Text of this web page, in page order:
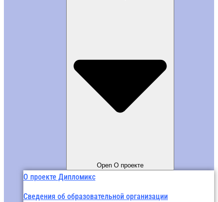
Open О проекте
О проекте Дипломикс
Сведения об образовательной организации